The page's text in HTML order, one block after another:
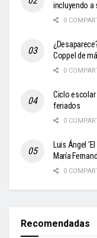
incluyendo a
0
Coppel de
0
Ciclo escolar
feriados
0
Luis Ángel
María
0
Recomendadas